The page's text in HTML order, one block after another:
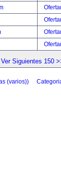
Ver Siguientes 150
(varios))